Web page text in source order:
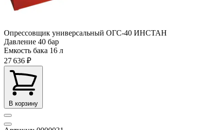
Опрессовщик универсальный ОГС-40 ИНСТАН
Давление 40 бар
Емкость бака 16 л
27 636 ₽
В корзину